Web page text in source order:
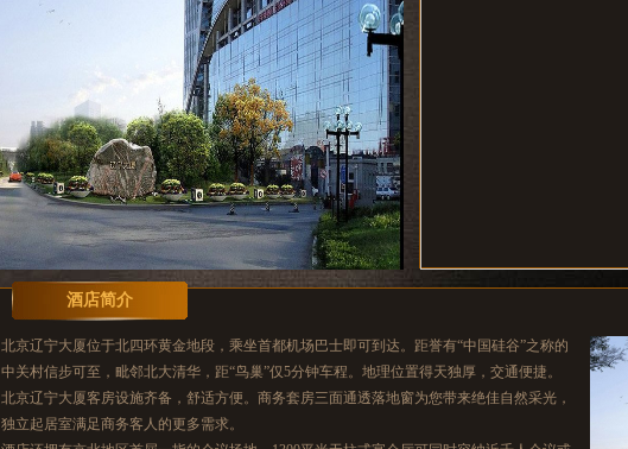
酒店简介
北京辽宁大厦位于北四环黄金地段，乘坐首都机场巴士即可到达。距誉有“中国硅谷”之称的
中关村信步可至，毗邻北大清华，距“鸟巢”仅5分钟车程。地理位置得天独厚，交通便捷。
北京辽宁大厦客房设施齐备，舒适方便。商务套房三面通透落地窗为您带来绝佳自然采光，
独立起居室满足商务客人的更多需求。